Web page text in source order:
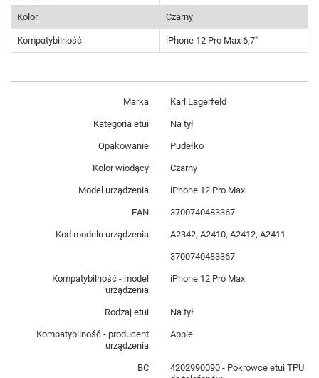
Kolor Czarny
Kompatybilność iPhone 12 Pro Max 6,7"
Marka Karl Lagerfeld
Kategoria etui Na tył
Opakowanie Pudełko
Kolor wiodący Czarny
Model urządzenia iPhone 12 Pro Max
EAN 3700740483367
Kod modelu urządzenia A2342, A2410, A2412, A2411
3700740483367
Kompatybilność - model
urządzenia
iPhone 12 Pro Max
Rodzaj etui Na tył
Kompatybilność - producent
urządzenia
Apple
BC
4202990090 - Pokrowce etui TPU